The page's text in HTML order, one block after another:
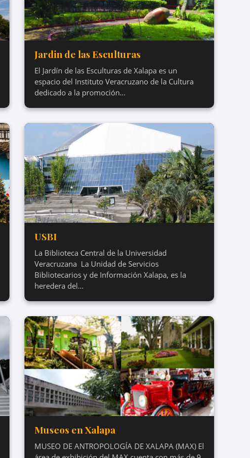
Jardin de las Esculturas
El Jardín de las Esculturas de Xalapa es un
espacio del Instituto Veracruzano de la Cultura
dedicado a la promoción…
USBI
La Biblioteca Central de la Universidad
Veracruzana La Unidad de Servicios
Bibliotecarios y de Información Xalapa, es la
heredera del…
Museos en Xalapa
MUSEO DE ANTROPOLOGÍA DE XALAPA (MAX) El